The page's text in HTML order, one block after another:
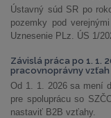
Ústavný súd SR po
pozemky pod
Uznesenie PLz. ÚS 1/
Závislá práca po 1. 1.
pracovnoprávny vzťah
Od 1. 1. 2026 sa mení
pre spoluprácu so
nastaviť B2B vzťahy.